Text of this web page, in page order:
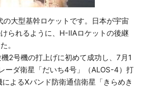
大型基幹ロケットです。日本が宇宙
られるように、H-IIAロケットの後継
。
2号機の打上げに初めて成功し、7月1
ーダ衛星「だいち4号」（ALOS-4）打
よるXバンド防衛通信衛星「きらめき